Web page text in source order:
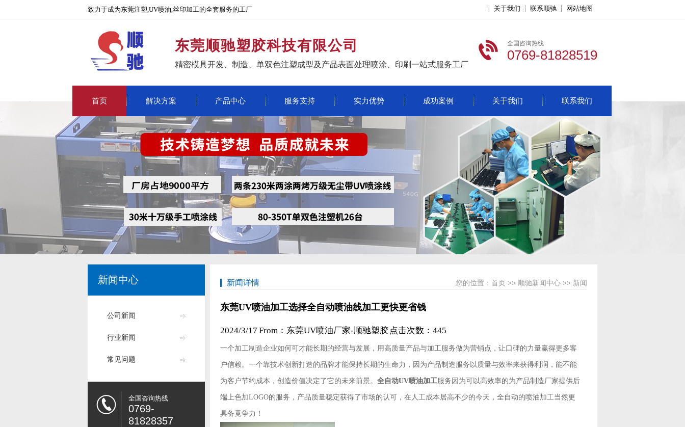
致力于成为东莞注塑,UV喷油,丝印加工的全套服务的工厂 关于我们 联系顺驰 网站地图
东莞顺驰塑胶科技有限公司
精密模具开发、制造、单双色注塑成型及产品表面处理喷涂、印刷一站式服务工厂
全国咨询热线
0769-81828519
首页 解决方案 产品中心 服务支持 实力优势 成功案例 关于我们 联系我们
新闻中心
公司新闻
行业新闻
常见问题
全国咨询热线
0769-
81828357
新闻详情 您的位置： 首页 >> 顺驰新闻中心 >> 新闻
东莞UV喷油加工选择全自动喷油线加工更快更省钱
2024/3/17 From：东莞UV喷油厂家-顺驰塑胶 点击次数： 445
一个加工制造企业如何可才能长期的经营与发展，用高质量产品与加工服务做为营销点，让口碑的力量赢得更多客
户信赖。一个靠技术创新打造的品牌才能保持长期的生命力，因为产品制造服务以质量与效率来获得利润，能不能
为客户节约成本，创造价值决定了它的未来前景。 全自动UV喷油加工服务因为可以高效率的为产品制造厂家提供后
端上色加LOGO的服务，产品质量稳定获得了市场的认可，在人工成本居高不少的今天，全自动的喷油加工当然更
具备竟争力！